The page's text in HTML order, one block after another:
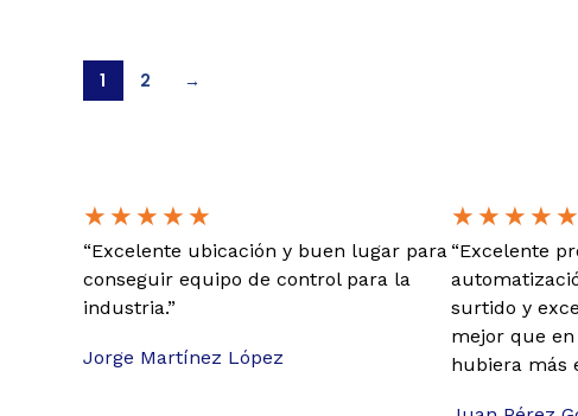
1 2 →
★ ★ ★ ★ ★
“Excelente ubicación y buen lugar para
conseguir equipo de control para la
industria.”
Jorge Martínez López
★ ★ ★ ★ ★
“Excelente
surtido y
mejor que
hubiera más